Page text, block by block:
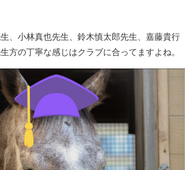
、小林真也先生、鈴木慎太郎先生、嘉藤貴行
方の丁寧な感じはクラブに合ってますよね。